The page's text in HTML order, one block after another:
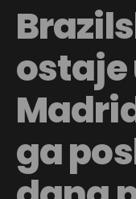
ostaje
ga